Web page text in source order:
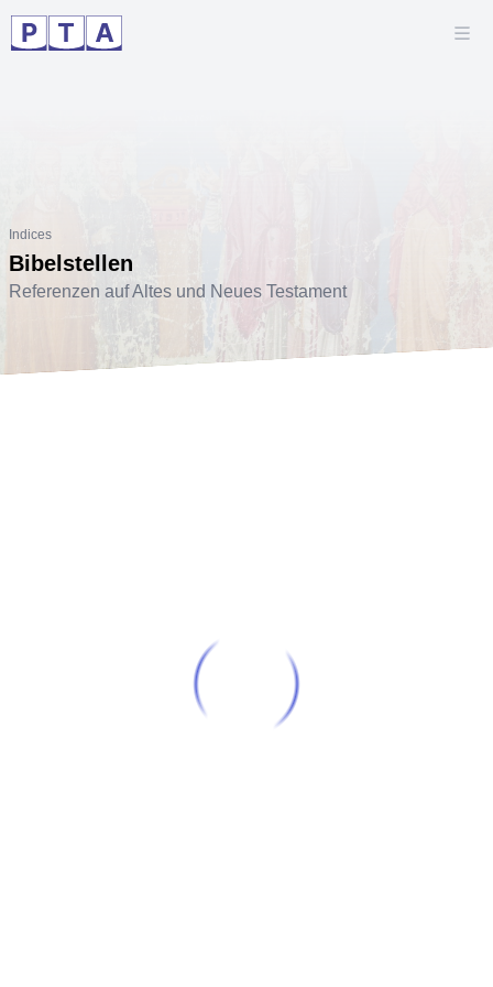
Indices
Bibelstellen
Referenzen auf Altes und Neues Testament